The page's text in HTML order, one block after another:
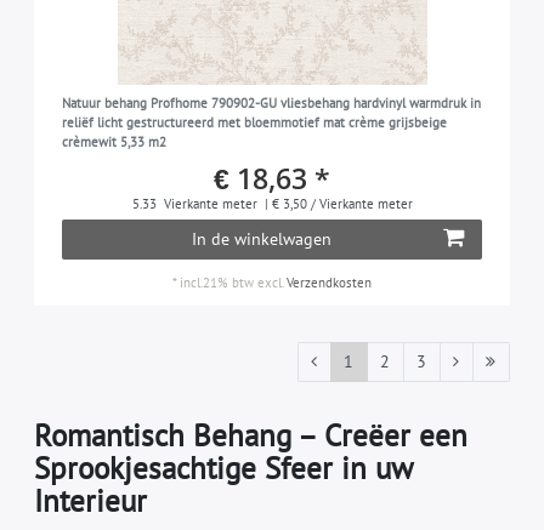
Natuur behang Profhome 790902-GU vliesbehang hardvinyl warmdruk in
reliëf licht gestructureerd met bloemmotief mat crème grijsbeige
crèmewit 5,33 m2
€ 18,63 *
5.33 Vierkante meter | € 3,50 / Vierkante meter
In de winkelwagen
* incl.21% btw excl. Verzendkosten
1 2 3
Romantisch Behang – Creëer een
Sprookjesachtige Sfeer in uw
Interieur